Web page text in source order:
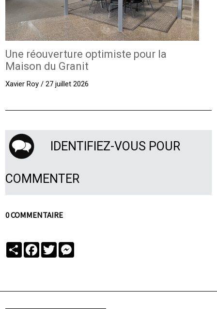
Une réouverture optimiste pour la
Maison du Granit
Xavier Roy / 27 juillet 2026
IDENTIFIEZ-VOUS POUR
COMMENTER
0 COMMENTAIRE
PartagerFacebook
Twitter